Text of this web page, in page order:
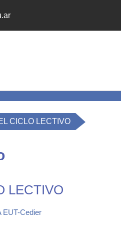
CICLO LECTIVO
LECTIVO
EUT-Cedier